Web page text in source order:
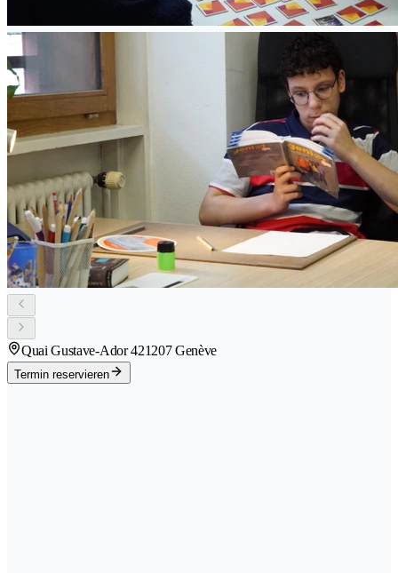
Quai Gustave-Ador 421207 Genève
Termin reservieren